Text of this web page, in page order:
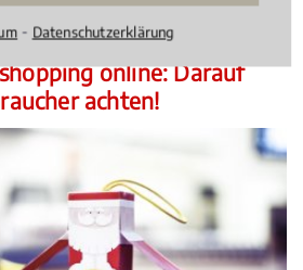
, 07.12.2015
online: Darauf
achten!
⁃ Datenschutzerklärung